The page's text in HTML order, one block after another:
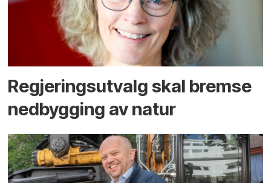
Regjerings­utvalg skal bremse
ned­bygging av natur